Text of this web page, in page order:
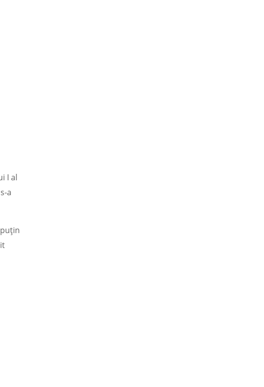
I al
a